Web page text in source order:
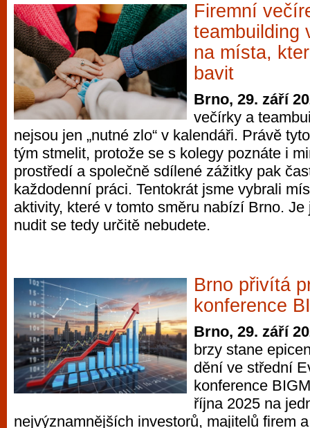
Firemní
teambuilding
na místa,
bavit
Brno, 29. září
večírky a
nejsou jen „nutné zlo“ v kalendáři. Právě
tým stmelit, protože se s kolegy poznáte i
prostředí a společně sdílené zážitky pak
každodenní práci. Tentokrát jsme vybrali
aktivity, které v tomto směru nabízí Brno.
nudit se tedy určitě nebudete.
Brno přivítá
konference
Brno, 29. září
brzy stane
dění ve střední
konference
října 2025 na
nejvýznamnějších investorů, majitelů firem